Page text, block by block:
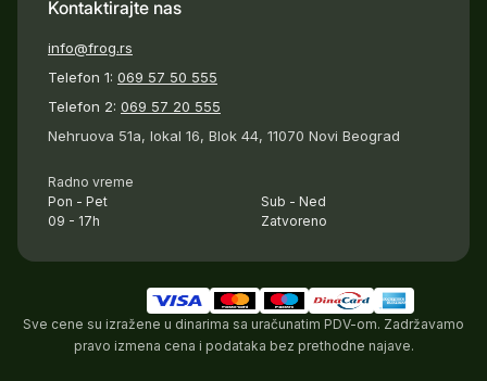
Kontaktirajte nas
info@frog.rs
Telefon 1: 069 57 50 555
Telefon 2: 069 57 20 555
Nehruova 51a, lokal 16, Blok 44, 11070 Novi Beograd
Radno vreme
Pon - Pet
09 - 17h
Sub - Ned
Zatvoreno
Sve cene su izražene u dinarima sa uračunatim PDV-om. Zadržavamo
pravo izmena cena i podataka bez prethodne najave.